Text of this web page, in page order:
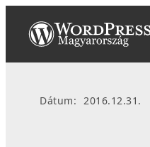
tartalomhoz
Dátum: 2016.12.31.